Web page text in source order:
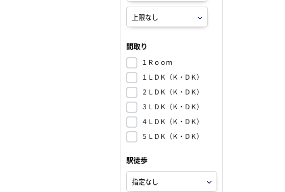
間取り
１Ｒｏｏｍ
１ＬＤＫ（Ｋ・ＤＫ）
２ＬＤＫ（Ｋ・ＤＫ）
３ＬＤＫ（Ｋ・ＤＫ）
４ＬＤＫ（Ｋ・ＤＫ）
５ＬＤＫ（Ｋ・ＤＫ）
駅徒歩